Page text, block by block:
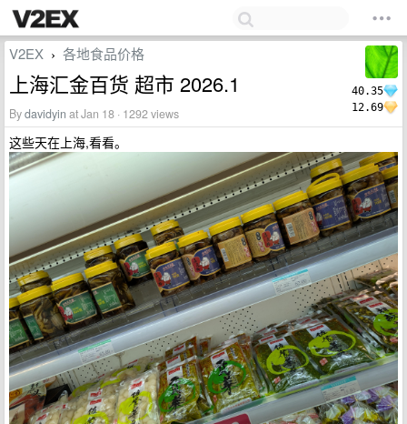
40.35
12.69
V2EX › 各地食品价格
上海汇金百货 超市 2026.1
Bydavidyin at Jan 18 · 1292 views
这些天在上海,看看。